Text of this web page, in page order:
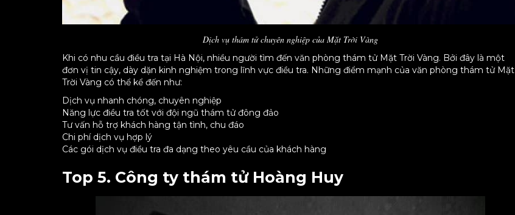
Dịch vụ thám tử chuyên nghiệp của Mặt Trời Vàng
Khi có nhu cầu điều tra tại Hà Nội, nhiều người tìm đến văn phòng thám tử Mặt Trời Vàng. Bởi đây là một
đơn vị tin cậy, dày dặn kinh nghiệm trong lĩnh vực điều tra. Những điểm mạnh của văn phòng thám tử Mặt
Trời Vàng có thể kể đến như:
Dịch vụ nhanh chóng, chuyên nghiệp
Năng lực điều tra tốt với đội ngũ thám tử đông đảo
Tư vấn hỗ trợ khách hàng tận tình, chu đáo
Chi phí dịch vụ hợp lý
Các gói dịch vụ điều tra đa dạng theo yêu cầu của khách hàng
Top 5. Công ty thám tử Hoàng Huy